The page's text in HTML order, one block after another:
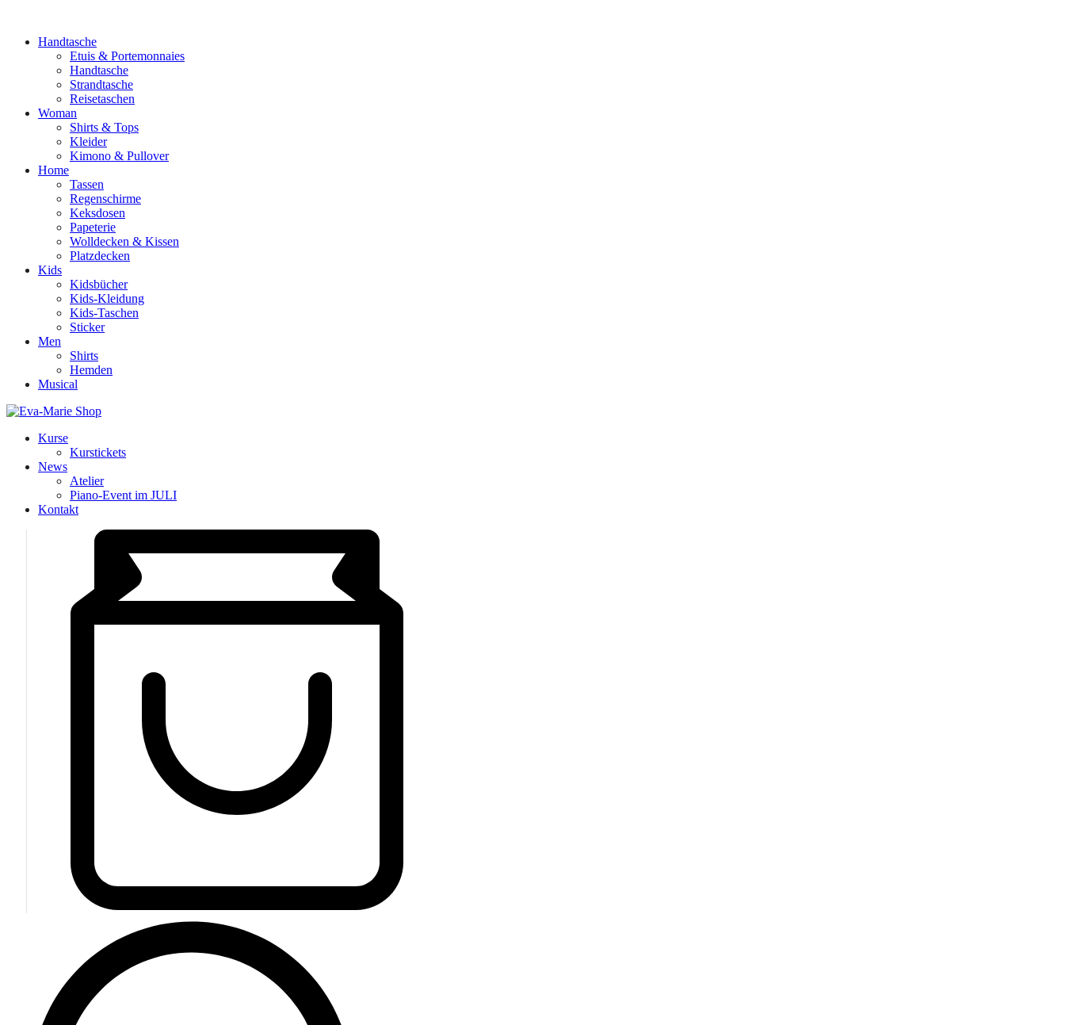
Handtasche
Etuis & Portemonnaies
Handtasche
Strandtasche
Reisetaschen
Woman
Shirts & Tops
Kleider
Kimono & Pullover
Home
Tassen
Regenschirme
Keksdosen
Papeterie
Wolldecken & Kissen
Platzdecken
Kids
Kidsbücher
Kids-Kleidung
Kids-Taschen
Sticker
Men
Shirts
Hemden
Musical
Kurse
Kurstickets
News
Atelier
Piano-Event im JULI
Kontakt